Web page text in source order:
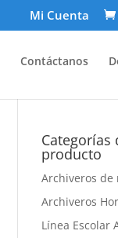
Mi Cuenta
Contáctanos
Categorías
producto
Archiveros de
Archiveros
Línea Escolar